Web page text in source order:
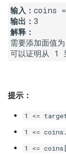
20. 表示数值的
21. 调整数组顺
偶数前面
24. 反转链表
25. 合并两个排
串
18. 有效的回文
19. 最多删除一
20. 回文子字符
21. 删除链表的
22. 链表中环的
3.2. 栈的最小值
3.3. 堆盘子
3.4. 化栈为队
3.6. 动物收容所
4.2. 最小高度树
输入：
输出：
解释：
需要添加面
可以证明从 1
提示：
1 <=
1 <=
1 <=